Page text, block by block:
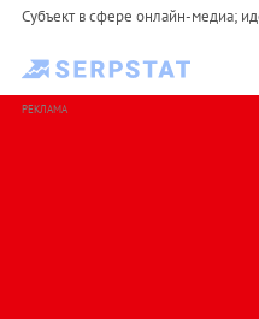
Субъект в сфере онлайн-медиа;
РЕКЛАМА